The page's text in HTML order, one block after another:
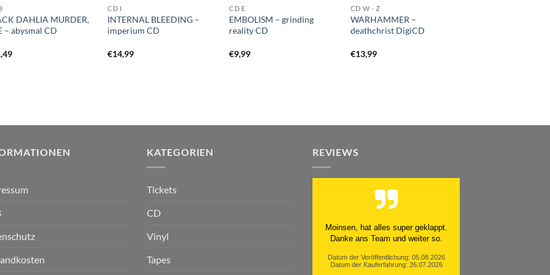
DAHLIA MURDER,
– abysmal CD
CD I
INTERNAL BLEEDING –
imperium CD
€14,99
CD E
EMBOLISM – grinding
reality CD
€9,99
CD W - Z
WARHAMMER –
deathchrist DigiCD
€13,99
KATEGORIEN
Tickets
CD
Vinyl
Tapes
REVIEWS
Moinsen, hat alles super geklappt.
Danke ans Team und weiter so.
Datum der Veröffentlichung: 05.08.2026
Datum der Kauferfahrung: 26.07.2026